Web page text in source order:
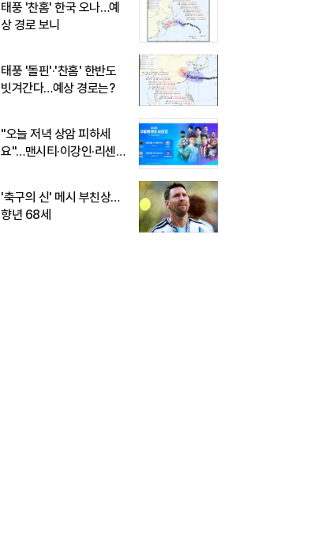
태풍 '찬홈' 한국 오나…예
상 경로 보니
태풍 '돌핀'·'찬홈' 한반도
빗겨간다…예상 경로는?
"오늘 저녁 상암 피하세
요"…맨시티·이강인·리센느
'축구의 신' 메시 부친상…
향년 68세